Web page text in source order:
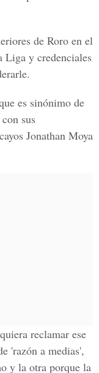
de Roro en el
Liga y credenciales
es sinónimo de
sus
Jonathan Moya
reclamar ese
'razón a medias',
y la otra porque la